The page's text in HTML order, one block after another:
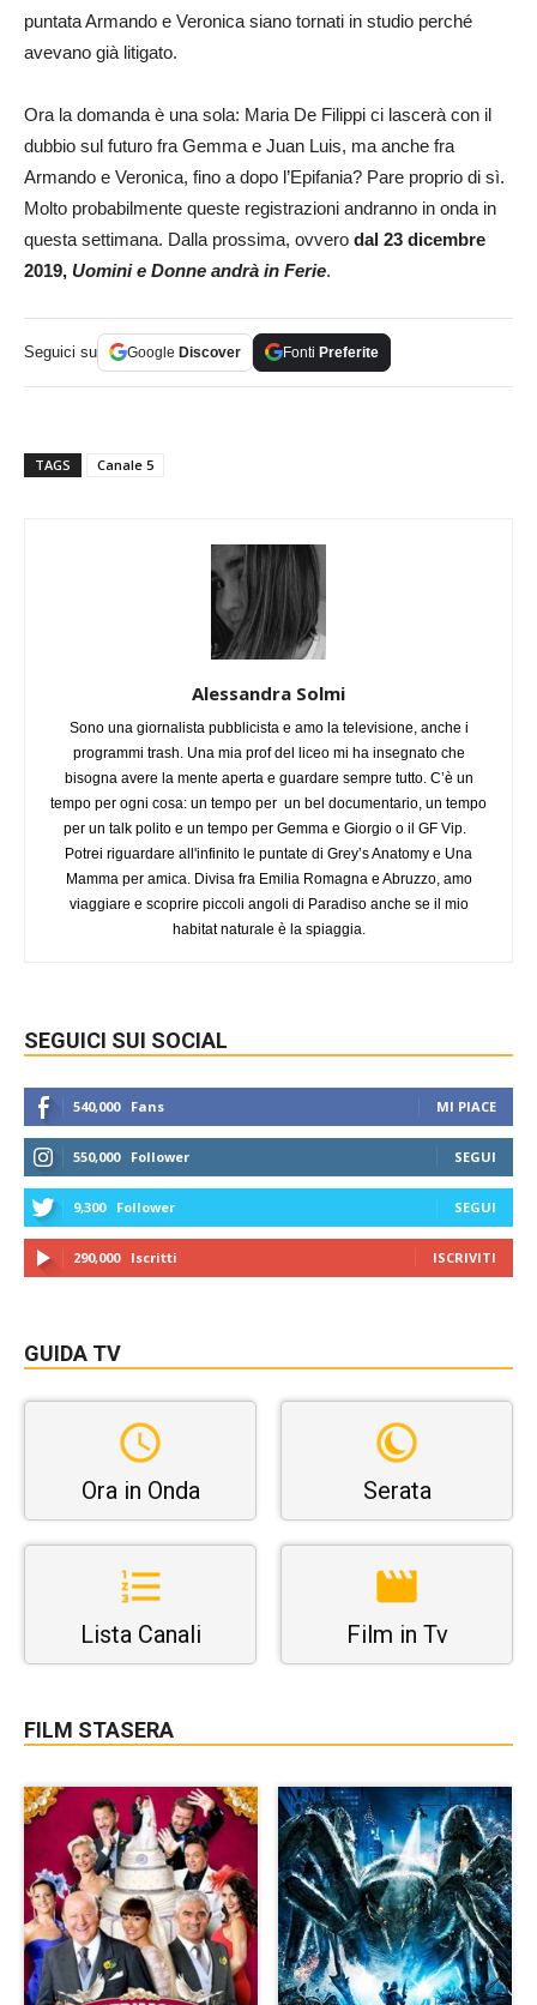
puntata Armando e Veronica siano tornati in studio perché
avevano già litigato.
Ora la domanda è una sola: Maria De Filippi ci lascerà con il
dubbio sul futuro fra Gemma e Juan Luis, ma anche fra
Armando e Veronica, fino a dopo l’Epifania? Pare proprio di sì.
Molto probabilmente queste registrazioni andranno in onda in
questa settimana. Dalla prossima, ovvero dal 23 dicembre
2019, Uomini e Donne andrà in Ferie.
Seguici su Google Discover Fonti Preferite
TAGS Canale 5
Alessandra Solmi
Sono una giornalista pubblicista e amo la televisione, anche i
programmi trash. Una mia prof del liceo mi ha insegnato che
bisogna avere la mente aperta e guardare sempre tutto. C’è un
tempo per ogni cosa: un tempo per un bel documentario, un tempo
per un talk polito e un tempo per Gemma e Giorgio o il GF Vip.
Potrei riguardare all'infinito le puntate di Grey’s Anatomy e Una
Mamma per amica. Divisa fra Emilia Romagna e Abruzzo, amo
viaggiare e scoprire piccoli angoli di Paradiso anche se il mio
habitat naturale è la spiaggia.
SEGUICI SUI SOCIAL
540,000 Fans MI PIACE
550,000 Follower SEGUI
9,300 Follower SEGUI
290,000 Iscritti ISCRIVITI
GUIDA TV
Ora in Onda Serata
Lista Canali Film in Tv
FILM STASERA